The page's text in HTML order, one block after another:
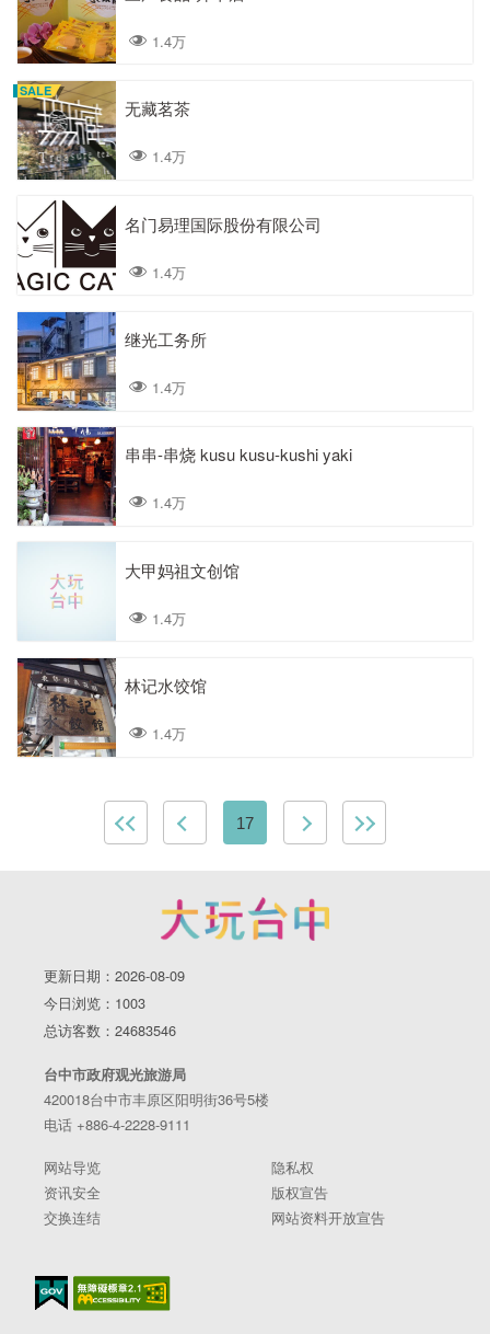
1.4万
SALE
无藏茗茶
1.4万
名门易理国际股份有限公司
1.4万
继光工务所
1.4万
串串-串烧 kusu kusu-kushi yaki
1.4万
大甲妈祖文创馆
1.4万
林记水饺馆
1.4万
17
更新日期：2026-08-09
今日浏览：1003
总访客数：24683546
台中市政府观光旅游局
420018台中市丰原区阳明街36号5楼
电话 +886-4-2228-9111
网站导览
隐私权
资讯安全
版权宣告
交换连结
网站资料开放宣告